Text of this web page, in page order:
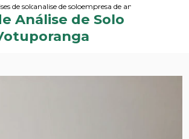
de solos e sedimentos
analise de soloempresa de analise de solo
Análise de Solo